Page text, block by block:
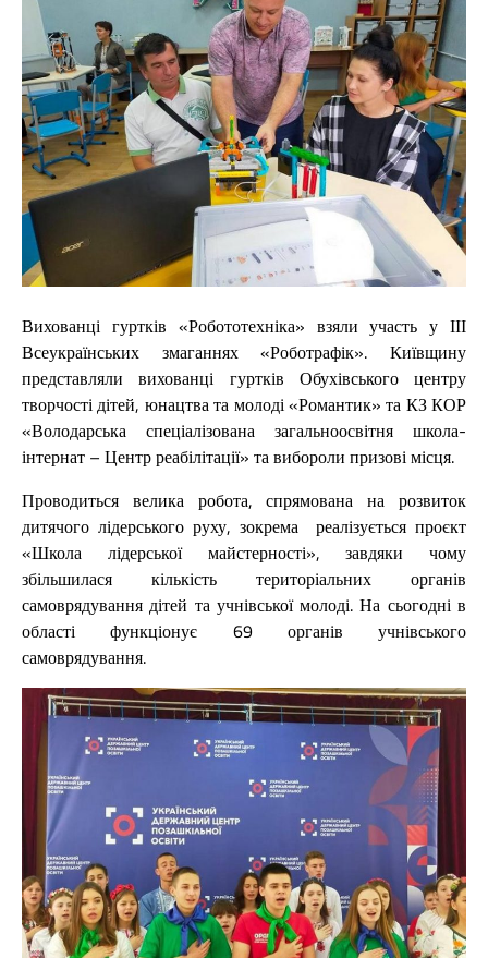
Вихованці гуртків «Робототехніка» взяли участь у ІІІ
Всеукраїнських змаганнях «Роботрафік». Київщину
представляли вихованці гуртків Обухівського центру
творчості дітей, юнацтва та молоді «Романтик» та КЗ КОР
«Володарська спеціалізована загальноосвітня школа-
інтернат – Центр реабілітації» та вибороли призові місця.
Проводиться велика робота, спрямована на розвиток
дитячого лідерського руху, зокрема реалізується проєкт
«Школа лідерської майстерності», завдяки чому
збільшилася кількість територіальних органів
самоврядування дітей та учнівської молоді. На сьогодні в
області функціонує 69 органів учнівського
самоврядування.